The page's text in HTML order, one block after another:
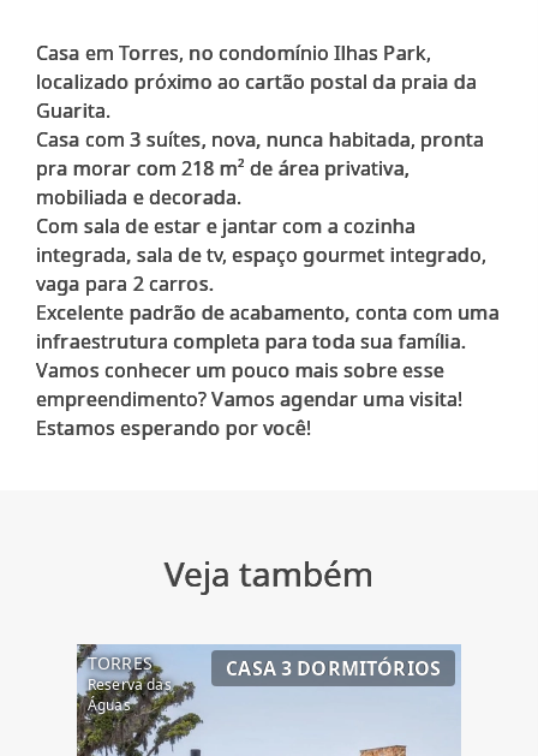
Casa em Torres, no condomínio Ilhas Park,
localizado próximo ao cartão postal da praia da
Guarita.
Casa com 3 suítes, nova, nunca habitada, pronta
pra morar com 218 m² de área privativa,
mobiliada e decorada.
Com sala de estar e jantar com a cozinha
integrada, sala de tv, espaço gourmet integrado,
vaga para 2 carros.
Excelente padrão de acabamento, conta com uma
infraestrutura completa para toda sua família.
Vamos conhecer um pouco mais sobre esse
empreendimento? Vamos agendar uma visita!
Veja também
TORRES
Reserva das
Águas
CASA 3 DORMITÓRIOS